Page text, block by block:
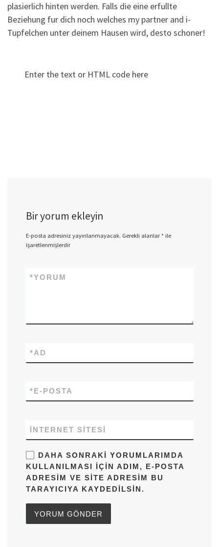
plasierlich hinten werden. Falls die eine erfullte
Beziehung fur dich noch welches my partner and i-
Tupfelchen unter deinem Hausen wird, desto schoner!
Enter the text or HTML code here
Bir yorum ekleyin
E-posta adresiniz yayınlanmayacak. Gerekli alanlar*ile
işaretlenmişlerdir
YORUM
*
AD
*
E-POSTA
*
İNTERNET SITESI
DAHA SONRAKI YORUMLARIMDA
KULLANILMASI IÇIN ADIM, E-POSTA
ADRESIM VE SITE ADRESIM BU
TARAYICIYA KAYDEDILSIN.